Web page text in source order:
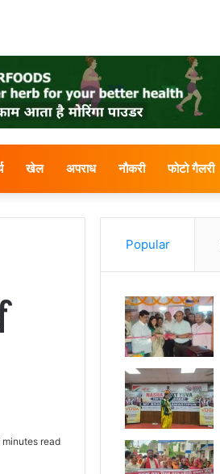
खेल अपराध नौकरी फोटो गैलरी
minutes read
Popular